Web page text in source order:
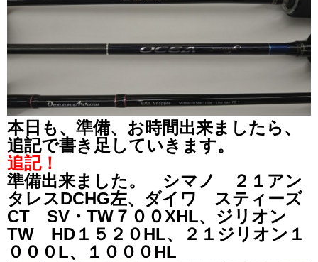
本日も、準備、お時間出来ましたら、
追記で書き足していきます。
追記！
準備出来ました。 シマノ ２１アン
タレスDCHG左、ダイワ スティーズ
CT SV・TW７００XHL、ジリオン
TW HD１５２０HL、２１ジリオン１
０００L、１０００HL